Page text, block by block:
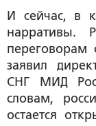
И сейчас, в
нарративы.
переговорам
заявил
СНГ МИД
словам,
остается